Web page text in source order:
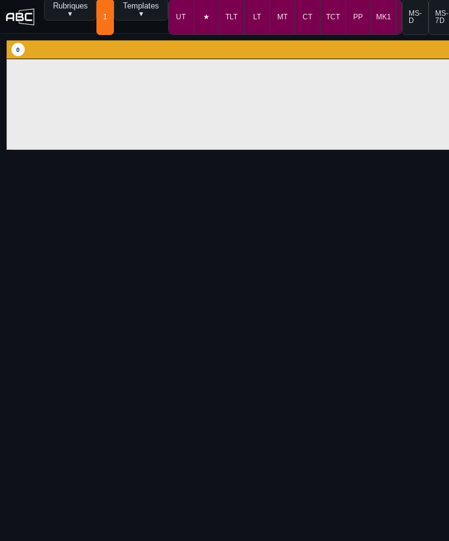
Rubriques
▾
1
Templates
▾
UT ★ TLT LT MT CT TCT PP MK1 MK2
MS-
D
MS-
7D
0